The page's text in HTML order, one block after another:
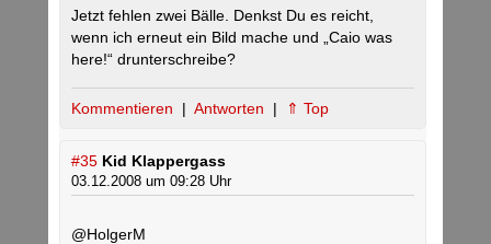
Jetzt fehlen zwei Bälle. Denkst Du es reicht,
wenn ich erneut ein Bild mache und „Caio was
here!“ drunterschreibe?
Kommentieren | Antworten | ⇑ Top
#35 Kid Klappergass
03.12.2008 um 09:28 Uhr
@HolgerM